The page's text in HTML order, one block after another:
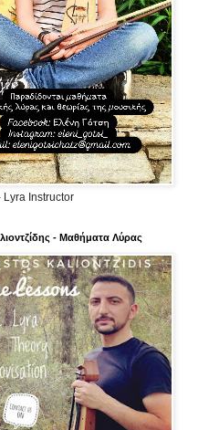
Lyra Instructor
- Μαθήματα Λύρας